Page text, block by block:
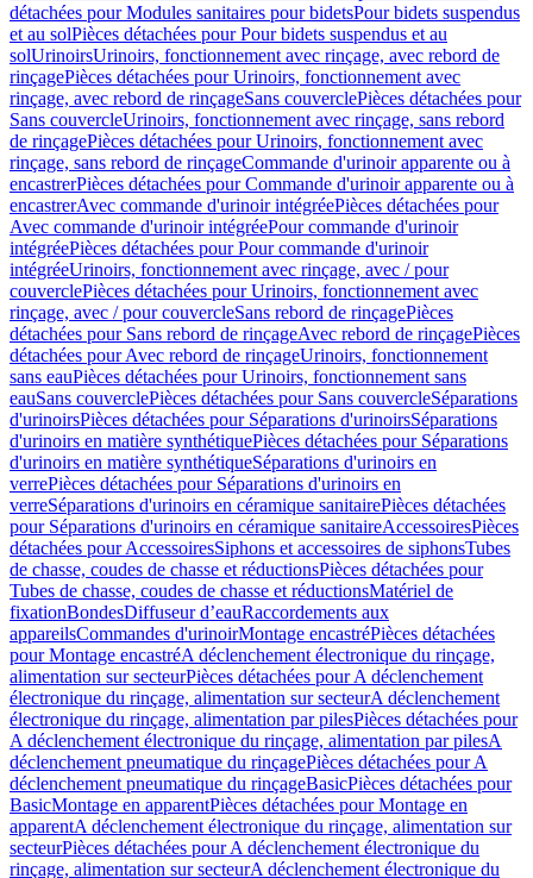
détachées pour Modules sanitaires pour bidetsPour bidets suspendus
et au solPièces détachées pour Pour bidets suspendus et au
solUrinoirsUrinoirs, fonctionnement avec rinçage, avec rebord de
rinçagePièces détachées pour Urinoirs, fonctionnement avec
rinçage, avec rebord de rinçageSans couverclePièces détachées pour
Sans couvercleUrinoirs, fonctionnement avec rinçage, sans rebord
de rinçagePièces détachées pour Urinoirs, fonctionnement avec
rinçage, sans rebord de rinçageCommande d'urinoir apparente ou à
encastrerPièces détachées pour Commande d'urinoir apparente ou à
encastrerAvec commande d'urinoir intégréePièces détachées pour
Avec commande d'urinoir intégréePour commande d'urinoir
intégréePièces détachées pour Pour commande d'urinoir
intégréeUrinoirs, fonctionnement avec rinçage, avec / pour
couverclePièces détachées pour Urinoirs, fonctionnement avec
rinçage, avec / pour couvercleSans rebord de rinçagePièces
détachées pour Sans rebord de rinçageAvec rebord de rinçagePièces
détachées pour Avec rebord de rinçageUrinoirs, fonctionnement
sans eauPièces détachées pour Urinoirs, fonctionnement sans
eauSans couverclePièces détachées pour Sans couvercleSéparations
d'urinoirsPièces détachées pour Séparations d'urinoirsSéparations
d'urinoirs en matière synthétiquePièces détachées pour Séparations
d'urinoirs en matière synthétiqueSéparations d'urinoirs en
verrePièces détachées pour Séparations d'urinoirs en
verreSéparations d'urinoirs en céramique sanitairePièces détachées
pour Séparations d'urinoirs en céramique sanitaireAccessoiresPièces
détachées pour AccessoiresSiphons et accessoires de siphonsTubes
de chasse, coudes de chasse et réductionsPièces détachées pour
Tubes de chasse, coudes de chasse et réductionsMatériel de
fixationBondesDiffuseur d’eauRaccordements aux
appareilsCommandes d'urinoirMontage encastréPièces détachées
pour Montage encastréA déclenchement électronique du rinçage,
alimentation sur secteurPièces détachées pour A déclenchement
électronique du rinçage, alimentation sur secteurA déclenchement
électronique du rinçage, alimentation par pilesPièces détachées pour
A déclenchement électronique du rinçage, alimentation par pilesA
déclenchement pneumatique du rinçagePièces détachées pour A
déclenchement pneumatique du rinçageBasicPièces détachées pour
BasicMontage en apparentPièces détachées pour Montage en
apparentA déclenchement électronique du rinçage, alimentation sur
secteurPièces détachées pour A déclenchement électronique du
rinçage, alimentation sur secteurA déclenchement électronique du